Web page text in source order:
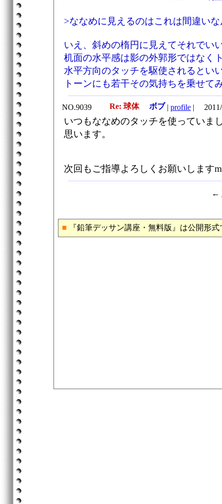
>ななめに見えるのはこれは間違い
いえ、斜めの楕円に見えてそれでい
机面の水平感は影の外郭形ではなく
水平方向のタッチを駆使されるとい
トーンにも若干その気持ちを乗せて
NO.9039 Re: 球体 ボブ | profile | 2011/
いつもななめのタッチを使っていま
思います。
次回もご指導よろしくお願いします
←
■ 『鉛筆デッサン講座・無料版』は公開形